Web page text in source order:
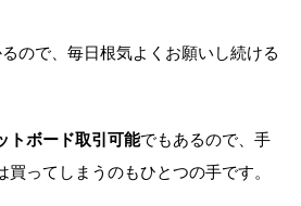
ので、毎日根気よくお願いし続ける
トボード取引可能でもあるので、手
ってしまうのもひとつの手です。